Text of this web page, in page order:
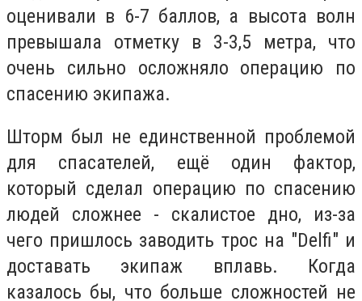
оценивали в 6-7 баллов, а высота волн
превышала отметку в 3-3,5 метра, что
очень сильно осложняло операцию по
спасению экипажа.
Шторм был не единственной проблемой
для спасателей, ещё один фактор,
который сделал операцию по спасению
людей сложнее - скалистое дно, из-за
чего пришлось заводить трос на "Delfi" и
доставать экипаж вплавь. Когда
казалось бы, что больше сложностей не